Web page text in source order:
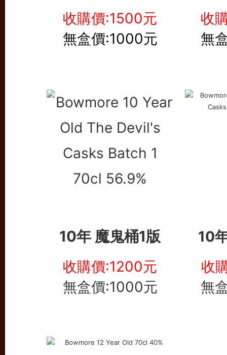
收購價:1500元
無盒價:1000元
收
無
10年 魔鬼桶1版
10
收購價:1200元
無盒價:1000元
收
無